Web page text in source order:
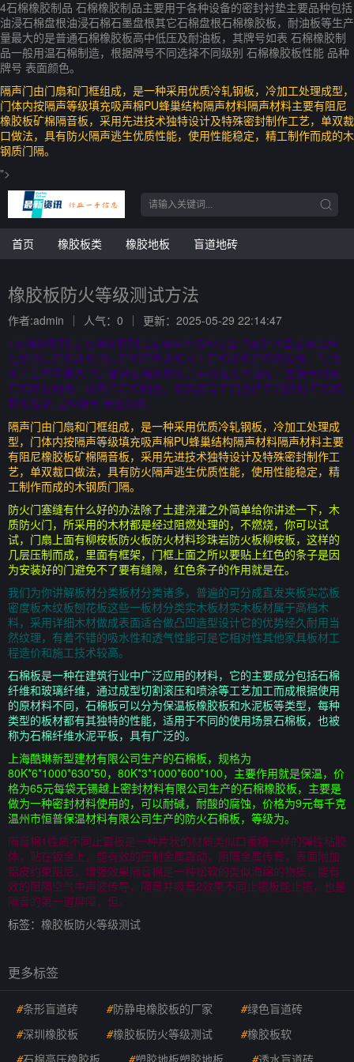
4石棉橡胶制品 石棉橡胶制品主要用于各种设备的密封衬垫主要品种包括
油浸石棉盘根油浸石棉石墨盘根其它石棉盘根石棉橡胶板，耐油板等生产
量最大的是普通石棉橡胶板高中低压及耐油板，其牌号如表 石棉橡胶制
品一般用温石棉制造，根据牌号不同选择不同级别 石棉橡胶板性能 品种
牌号 表面颜色。
隔声门由门扇和门框组成，是一种采用优质冷轧钢板，冷加工处理成型，
门体内按隔声等级填充吸声棉PU蜂巢结构隔声材料隔声材料主要有阻尼
橡胶板矿棉隔音板，采用先进技术独特设计及特殊密封制作工艺，单双裁
口做法，具有防火隔声逃生优质性能，使用性能稳定，精工制作而成的木
钢质门隔。
">
首页 橡胶板类 橡胶地板 盲道地砖
橡胶板防火等级测试方法
作者:admin 人气：0
更新：2025-05-29 22:14:47
4石棉橡胶制品 石棉橡胶制品主要用于各种设备的密封衬垫主要品种
包括油浸石棉盘根油浸石棉石墨盘根其它石棉盘根石棉橡胶板，耐油
板等生产量最大的是普通石棉橡胶板高中低压及耐油板，其牌号如表
石棉橡胶制品一般用温石棉制造，根据牌号不同选择不同级别 石棉橡
胶板性能 品种牌号 表面颜色。
隔声门由门扇和门框组成，是一种采用优质冷轧钢板，冷加工处理成
型，门体内按隔声等级填充吸声棉PU蜂巢结构隔声材料隔声材料主要
有阻尼橡胶板矿棉隔音板，采用先进技术独特设计及特殊密封制作工
艺，单双裁口做法，具有防火隔声逃生优质性能，使用性能稳定，精
工制作而成的木钢质门隔。
防火门塞缝有什么好的办法除了土建浇灌之外简单给你讲述一下，木
质防火门，所采用的木材都是经过阻燃处理的，不燃烧，你可以试
试，门扇上面有柳桉板防火板防火材料珍珠岩防火板柳桉板，这样的
几层压制而成，里面有框架，门框上面之所以要贴上红色的条子是因
为安装好的门避免不了要有缝隙，红色条子的作用就是在。
我们为你讲解板材分类板材分类诸多，普遍的可分成直发夹板实芯板
密度板木纹板刨花板这些一板材分类实木板材实木板材属于高档木
料，采用详细木材做成表面适合做凸凹造型设计它的优势经久耐用当
然纹理，有着不错的吸水性和透气性能可是它相对性其他家具板材工
程造价和施工技术较高。
石棉板是一种在建筑行业中广泛应用的材料，它的主要成分包括石棉
纤维和玻璃纤维，通过成型切割滚压和喷涂等工艺加工而成根据使用
的原材料不同，石棉板可以分为保温板橡胶板和水泥板等类型，每种
类型的板材都有其独特的性能，适用于不同的使用场景石棉板，也被
称为石棉纤维水泥平板，具有广泛的。
上海酷琳新型建材有限公司生产的石棉板，规格为
80K*6*1000*630*50，80K*3*1000*600*100，主要作用就是保温，价
格为65元每袋无锡越上密封材料有限公司生产的石棉橡胶板，主要是
做为一种密封材料使用的，可以耐碱，耐酸的腐蚀，价格为9元每千克
温州市恒普保温材料有限公司生产的防火石棉板，等级为。
隔音棉1性质不同止震板是一种片状的材质类似口香糖一样的弹性粘胶
体，贴在钣金上，能有效的压制金属震动，阻隔金属传音，表面附加
铝皮约束阻尼，增强效果隔音棉是一种松软的类似海绵的物质，能有
效的阻隔空气中声波传导，隔音并吸音2效果不同止振板能止振，也是
隔音的第一道屏障，但。
标签： 橡胶板防火等级测试
更多标签
#条形盲道砖 #防静电橡胶板的厂家 #绿色盲道砖
#深圳橡胶板 #橡胶板防火等级测试 #橡胶板软
#石棉高压橡胶板 #塑胶地板塑胶地板 #透水盲道砖